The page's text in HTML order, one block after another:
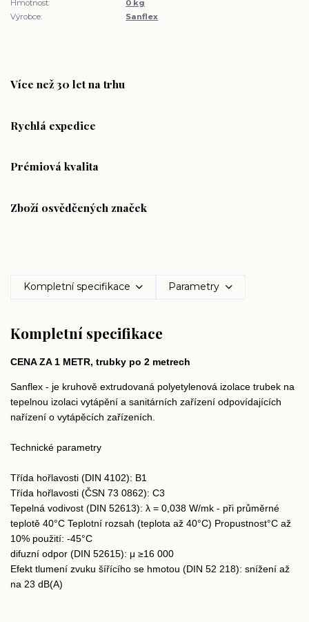
Hmotnost:
0 kg
Výrobce:
Sanflex
Více než 30 let na trhu
Rychlá expedice
Prémiová kvalita
Zboží osvědčených značek
Kompletní specifikace Parametry
Kompletní specifikace
CENA ZA 1 METR, trubky po 2 metrech
Sanflex - je kruhově extrudovaná polyetylenová izolace trubek na
tepelnou izolaci vytápění a sanitárních zařízení odpovídajících
nařízení o vytápěcích zařízeních.
Technické parametry
Třída hořlavosti (DIN 4102): B1
Třída hořlavosti (ČSN 73 0862): C3
Tepelná vodivost (DIN 52613): λ = 0,038 W/mk - při průměrné
teplotě 40°C Teplotní rozsah (teplota až 40°C) Propustnost°C až
10% použití: -45°C
difuzní odpor (DIN 52615): μ ≥16 000
Efekt tlumení zvuku šířícího se hmotou (DIN 52 218): snížení až
na 23 dB(A)